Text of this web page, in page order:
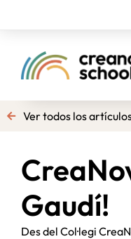
Ver todos los
Gaudí!
Des del Col·legi